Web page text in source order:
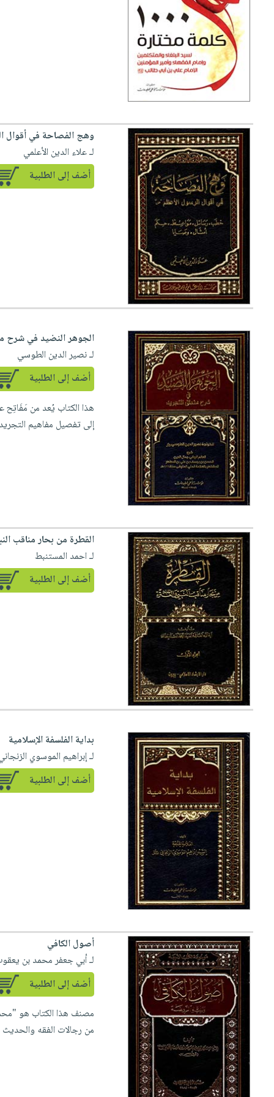
صابون
أطفال
مناسبات
فيديوهات
أسئلة
يتكرر
طرحها
خدمات
نيل
انشر
كتابك
تواصل
عربة
التسوق
الإصدارات
وهج الفصاحة في أقوال
لـ علاء الدين الأعلمي
أضف إلى الطلبية
الجوهر النضيد في شرح
لـ نصير الدين الطوسي
أضف إلى الطلبية
هذا الكتاب يُعد من مَفَاتِح
إلى تفصيل مفاهيم
القطرة من بحار مناقب
لـ احمد المستنبط
أضف إلى الطلبية
بداية الفلسفة الإسلامية
لـ إبراهيم الموسوي
أضف إلى الطلبية
أصول الكافي
لـ أبي جعفر محمد بن
أضف إلى الطلبية
مصنف هذا الكتاب هو
من رجالات الفقه